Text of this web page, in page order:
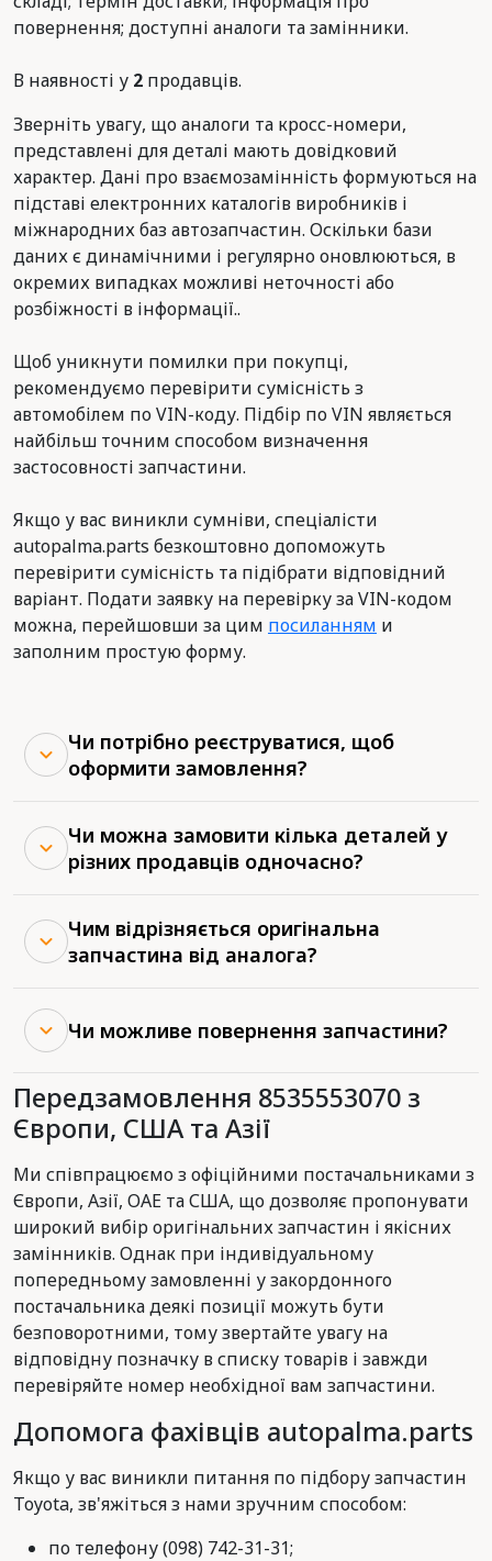
повернення; доступні аналоги та замінники.
В наявності у 2 продавців.
Зверніть увагу, що аналоги та кросс-номери,
представлені для деталі мають довідковий
характер. Дані про взаємозамінність формуються на
підставі електронних каталогів виробників і
міжнародних баз автозапчастин. Оскільки бази
даних є динамічними і регулярно оновлюються, в
окремих випадках можливі неточності або
розбіжності в інформації..
Щоб уникнути помилки при покупці,
рекомендуємо перевірити сумісність з
автомобілем по VIN-коду. Підбір по VIN являється
найбільш точним способом визначення
застосовності запчастини.
Якщо у вас виникли сумніви, спеціалісти
autopalma.parts безкоштовно допоможуть
перевірити сумісність та підібрати відповідний
варіант. Подати заявку на перевірку за VIN-кодом
можна, перейшовши за цим посиланням и
заполним простую форму.
Чи потрібно реєструватися, щоб
оформити замовлення?
Чи можна замовити кілька деталей у
різних продавців одночасно?
Чим відрізняється оригінальна
запчастина від аналога?
Чи можливе повернення запчастини?
Передзамовлення 8535553070 з
Європи, США та Азії
Ми співпрацюємо з офіційними постачальниками з
Європи, Азії, ОАЕ та США, що дозволяє пропонувати
широкий вибір оригінальних запчастин і якісних
замінників. Однак при індивідуальному
попередньому замовленні у закордонного
постачальника деякі позиції можуть бути
безповоротними, тому звертайте увагу на
відповідну позначку в списку товарів і завжди
перевіряйте номер необхідної вам запчастини.
Допомога фахівців autopalma.parts
Якщо у вас виникли питання по підбору запчастин
Toyota, зв'яжіться з нами зручним способом:
по телефону (098) 742-31-31;